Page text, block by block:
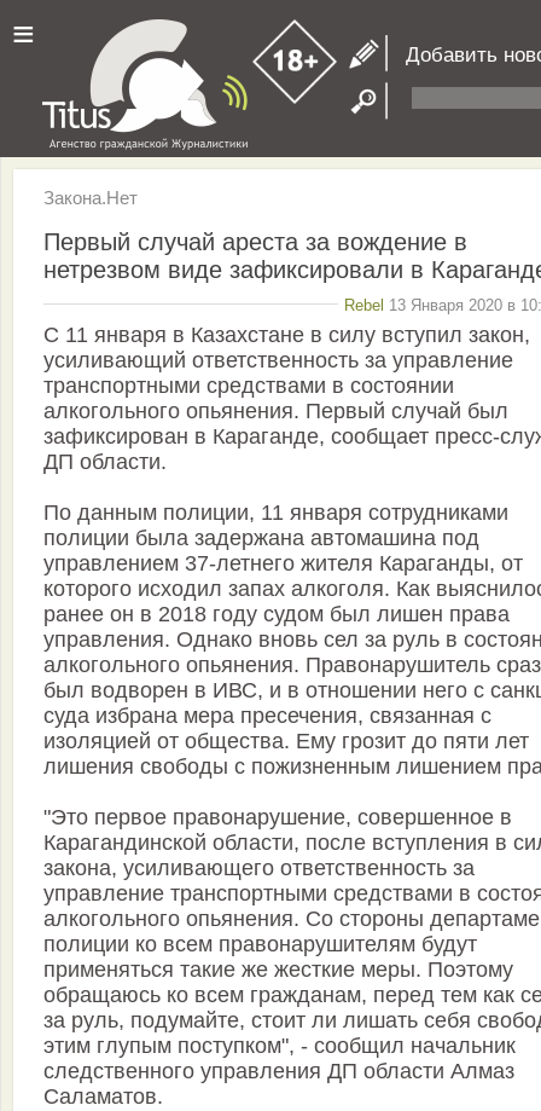
≡ Добавить
Закона.Нет
Первый случай ареста за вождение в
нетрезвом виде зафиксировали в
Rebel 13 Января 2020 в
С 11 января в Казахстане в силу вступил закон,
усиливающий ответственность за управление
транспортными средствами в состоянии
алкогольного опьянения. Первый случай был
зафиксирован в Караганде, сообщает пресс-
ДП области.
По данным полиции, 11 января сотрудниками
полиции была задержана автомашина под
управлением 37-летнего жителя Караганды, от
которого исходил запах алкоголя. Как
ранее он в 2018 году судом был лишен права
управления. Однако вновь сел за руль в
алкогольного опьянения. Правонарушитель
был водворен в ИВС, и в отношении него с
суда избрана мера пресечения, связанная с
изоляцией от общества. Ему грозит до пяти лет
лишения свободы с пожизненным лишением
"Это первое правонарушение, совершенное в
Карагандинской области, после вступления в
закона, усиливающего ответственность за
управление транспортными средствами в
алкогольного опьянения. Со стороны
полиции ко всем правонарушителям будут
применяться такие же жесткие меры. Поэтому
обращаюсь ко всем гражданам, перед тем как
за руль, подумайте, стоит ли лишать себя
этим глупым поступком", - сообщил начальник
следственного управления ДП области Алмаз
Саламатов.